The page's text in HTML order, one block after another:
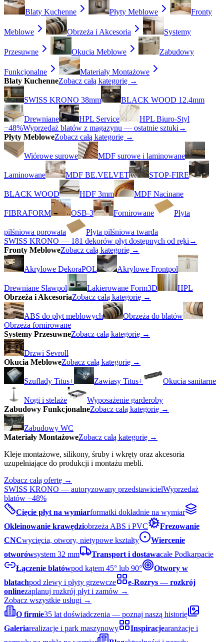
Blaty Kuchenne Płyty Meblowe Fronty
Meblowe Obrzeża i Akcesoria Systemy
Przesuwne Okucia Meblowe Zabudowy
Funkcjonalne
Materiały Montażowe
Blaty KuchenneZobacz całą kategorię →
SWISS KRONO 38mm BLACK WOOD 12.4mm
Drewniane HPL Service
HPL Biuro-Styl
−48%Wyprzedaż blatów z magazynu — ostatnie sztuki →
Płyty MebloweZobacz całą kategorię →
Wiórowe surowe MDF surowe i laminowane
Laminowane MDF BE.VELVET STOP-FIRE
BLACK WOOD HDF 3mm MDF Nacinane
FIBRAFORM OSB-3 Fornirowane Płyta
pilśniowa porowata
Płyta pilśniowa twarda
SWISS KRONO — 181 dekorów płyt dostępnych od ręki →
Fronty MebloweZobacz całą kategorię →
Akrylowe DekoraPOL Akrylowe Frontpol
Drewniane Sławpol Lakierowane Form3D
HPL
Obrzeża i AkcesoriaZobacz całą kategorię →
ABS do płyt meblowych
Obrzeża do blatów
Obrzeża fornirowane
Systemy PrzesuwneZobacz całą kategorię →
Drzwi Sevroll
Okucia MebloweZobacz całą kategorię →
Szuflady Titus+ Zawiasy Titus+ Okucia sanitarne
Nogi i stelaże
Wyposażenie garderoby
Zabudowy FunkcjonalneZobacz całą kategorię →
Zabudowy WC
Materiały MontażoweZobacz całą kategorię →
Kleje montażowe, silikony, śruby i wkręty oraz akcesoria
uzupełniające do produkcji i montażu mebli.
Zobacz całą ofertę →
SWISS KRONO — autoryzowany przedstawicielWyprzedaż
blatów −48%
Cięcie płyt na wymiarformatki dokładnie na wymiar
Okleinowanie krawędziobrzeża ABS i PVC
Frezowanie
CNCwycięcia, otwory, nietypowe kształty
Wiercenie
otworówsystem 32 mm Transport i dostawacałe Podkarpacie
Łączenie blatówpod kątem 45° lub 90°
Otwory w
blatachpod zlewy i płyty grzewcze
e-Rozrys — rozkrój
onlinezaplanuj rozkrój płyt i zamów →
Zobacz wszystkie usługi →
O firmie35 lat doświadczenia — poznaj naszą historię
Galeriarealizacje i park maszynowy Inspiracjearanżacje i